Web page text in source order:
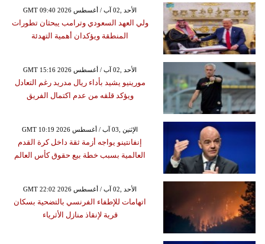
GMT 09:40 2026 الأحد ,02 آب / أغسطس
ولي العهد السعودي وترامب يبحثان تطورات
المنطقة ويؤكدان أهمية التهدئة
GMT 15:16 2026 الأحد ,02 آب / أغسطس
مورينيو يشيد بأداء ريال مدريد رغم التعادل
ويؤكد قلقه من عدم اكتمال الفريق
GMT 10:19 2026 الإثنين ,03 آب / أغسطس
إنفانتينو يواجه أزمة ثقة داخل كرة القدم
العالمية بسبب خطة بيع حقوق كأس العالم
GMT 22:02 2026 الأحد ,02 آب / أغسطس
اتهامات للإطفاء الفرنسي بالتضحية بسكان
قرية لإنقاذ منازل الأثرياء